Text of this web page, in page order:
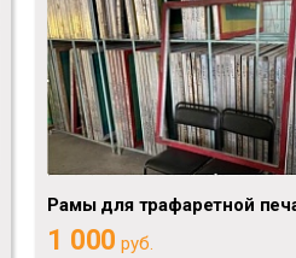
Рамы для трафаретной
1 000 руб.